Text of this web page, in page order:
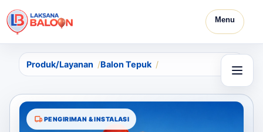
Menu
Produk/Layanan Balon Tepuk
PENGIRIMAN & INSTALASI